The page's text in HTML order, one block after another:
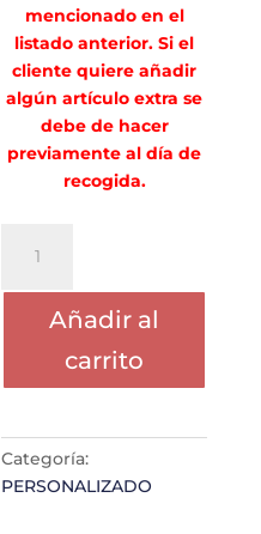
mencionado en el
listado anterior. Si el
cliente quiere añadir
algún artículo extra se
debe de hacer
previamente al día de
recogida.
ALBA
PUCHOL
MARTINEZAñadir al
carrito
Categoría:
PERSONALIZADO